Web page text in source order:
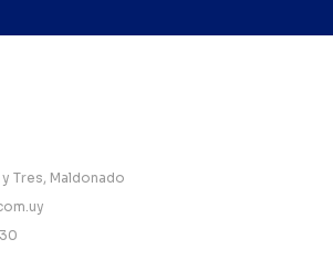
Tres, Maldonado